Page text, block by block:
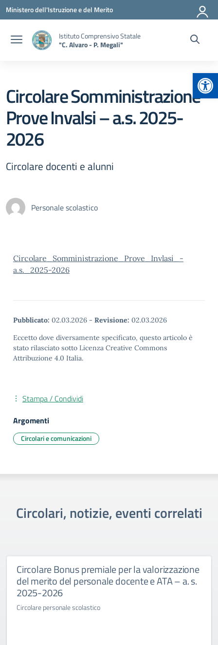
Vai ai contenuti
Vai al menu di navigazione
Vai al footer
Ministero dell'Istruzione e del Merito
Istituto Comprensivo Statale
"C. Alvaro - P. Megali"
Circolare Somministrazione
Prove Invalsi – a.s. 2025-
2026
Circolare docenti e alunni
Personale scolastico
Circolare_Somministrazione_Prove_Invlasi_-
a.s._2025-2026
Pubblicato: 02.03.2026 - Revisione: 02.03.2026
Eccetto dove diversamente specificato, questo articolo è
stato rilasciato sotto Licenza Creative Commons
Attribuzione 4.0 Italia.
Stampa / Condividi
Argomenti
Circolari e comunicazioni
Circolari, notizie, eventi correlati
Circolare Bonus premiale per la valorizzazione
del merito del personale docente e ATA – a. s.
2025-2026
Circolare personale scolastico